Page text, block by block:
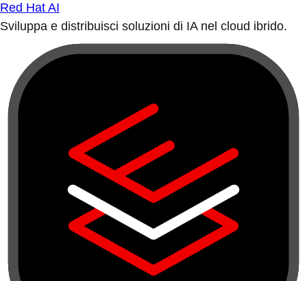
Red Hat AI
Sviluppa e distribuisci soluzioni di IA nel cloud ibrido.